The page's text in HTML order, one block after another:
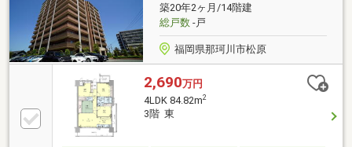
築20年2ヶ月/14階建
総戸数-戸
福岡県那珂川市松原
2,690万円
4LDK 84.82m2
3階 東